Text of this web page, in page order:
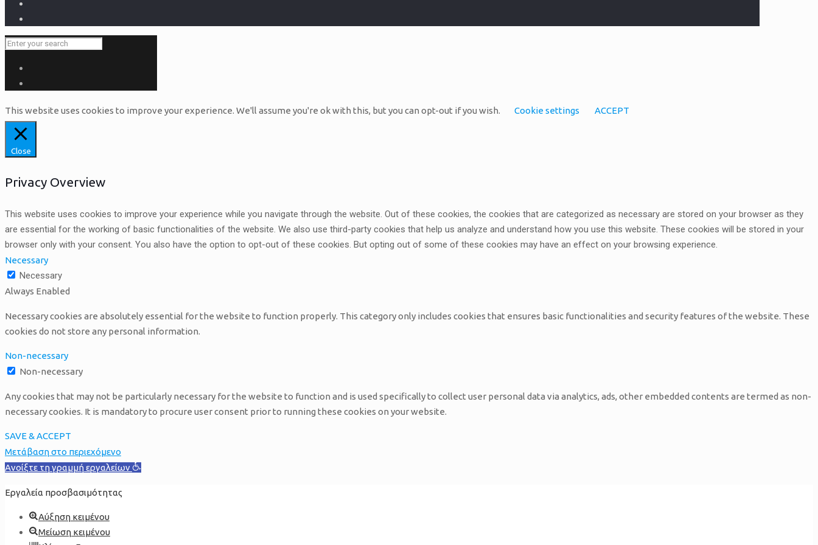
This website uses cookies to improve your experience. We'll assume you're ok with this, but you can opt-out if you wish. Cookie settings ACCEPT
Close
Privacy Overview
This website uses cookies to improve your experience while you navigate through the website. Out of these cookies, the cookies that are categorized as necessary are stored on your browser as they
are essential for the working of basic functionalities of the website. We also use third-party cookies that help us analyze and understand how you use this website. These cookies will be stored in your
browser only with your consent. You also have the option to opt-out of these cookies. But opting out of some of these cookies may have an effect on your browsing experience.
Necessary
Necessary
Always Enabled
Necessary cookies are absolutely essential for the website to function properly. This category only includes cookies that ensures basic functionalities and security features of the website. These
cookies do not store any personal information.
Non-necessary
Non-necessary
Any cookies that may not be particularly necessary for the website to function and is used specifically to collect user personal data via analytics, ads, other embedded contents are termed as non-
necessary cookies. It is mandatory to procure user consent prior to running these cookies on your website.
SAVE & ACCEPT
Μετάβαση στο περιεχόμενο
Ανοίξτε τη γραμμή εργαλείων
Εργαλεία προσβασιμότητας
Αύξηση κειμένου
Μείωση κειμένου